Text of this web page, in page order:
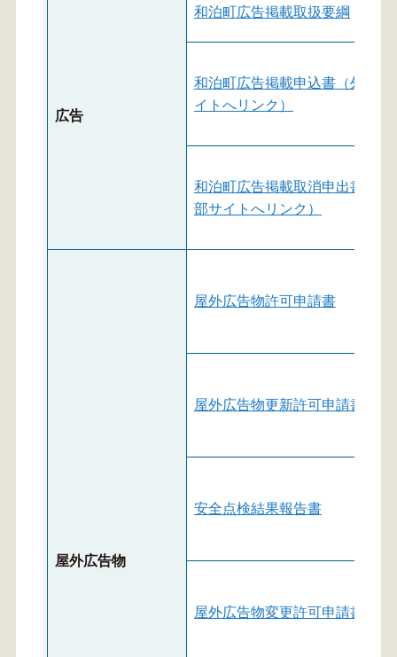
広告
和泊町広告掲載取扱要綱
和泊町広告掲載申込書（外部サ
イトへリンク）
和泊町広告掲載取消申出書（外
部サイトへリンク）
屋外広告物
屋外広告物許可申請書
屋外広告物更新許可申請書
安全点検結果報告書
屋外広告物変更許可申請書